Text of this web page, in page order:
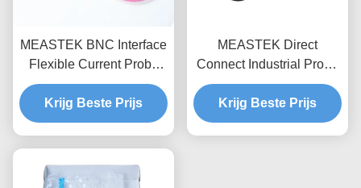
MEASTEK BNC Interface
Flexible Current Probe
LCTB-serie Aanpasbare
Flexible Rogowski Coil
Probe
Krijg Beste Prijs
MEASTEK Direct
Connect Industrial Probe
LCTD-serie Lage
frequentie Flexible
Current Probe, Global
Krijg Beste Prijs